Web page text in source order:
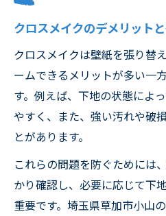
クロスメイクのデメリット
クロスメイクは壁紙を張り替
ームできるメリットが多い一
す。例えば、下地の状態によ
やすく、また、強い汚れや破
とがあります。
これらの問題を防ぐためには
かり確認し、必要に応じて下
重要です。埼玉県草加市小山